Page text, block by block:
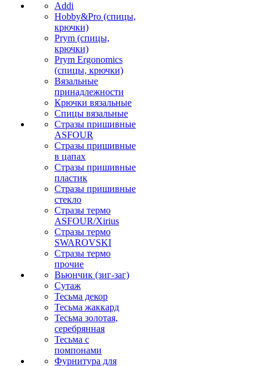
Addi
Hobby&Pro (спицы,
крючки)
Prym (спицы,
крючки)
Prym Ergonomics
(спицы, крючки)
Вязальные
принадлежности
Крючки вязальные
Спицы вязальные
Стразы пришивные
ASFOUR
Стразы пришивные
в цапах
Стразы пришивные
пластик
Стразы пришивные
стекло
Стразы термо
ASFOUR/Xirius
Стразы термо
SWAROVSKI
Стразы термо
прочие
Вьюнчик (зиг-заг)
Сутаж
Тесьма декор
Тесьма жаккард
Тесьма золотая,
серебрянная
Тесьма с
помпонами
Фурнитура для